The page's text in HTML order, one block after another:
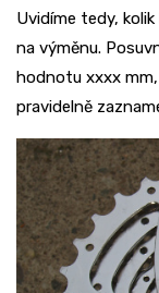
Uvidíme tedy,
na výměnu.
hodnotu xxxx
pravidelně